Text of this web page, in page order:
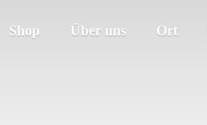
Shop Über uns Ort